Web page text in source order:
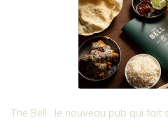
The Bell : le nouveau pub qui fait